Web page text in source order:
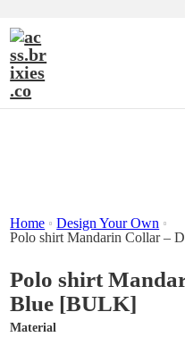
Home
Design Your Own
Polo shirt Mandarin Collar –
Polo shirt
Blue [BULK]
Material